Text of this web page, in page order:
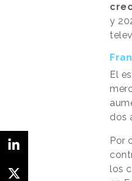
y
El
dos
Por
los